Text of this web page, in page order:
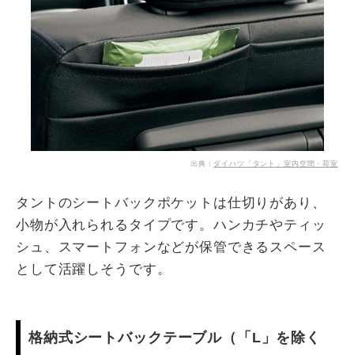
出典： ダイハツ「タント」室内空間・荷室
タントのシートバックポケットは仕切りがあり、
小物が入れられるタイプです。ハンカチやティッ
シュ、スマートフォンなどが保管できるスペース
として活躍しそうです。
格納式シートバックテーブル（「L」を除く